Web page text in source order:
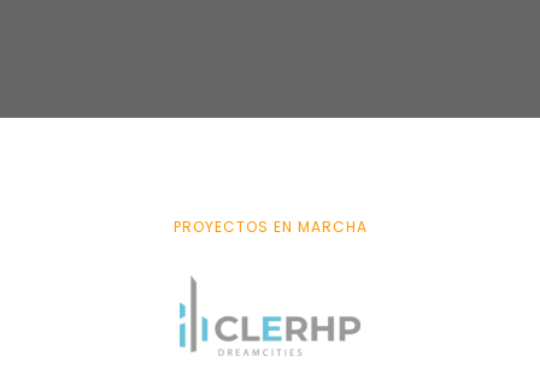
PROYECTOS EN MARCHA